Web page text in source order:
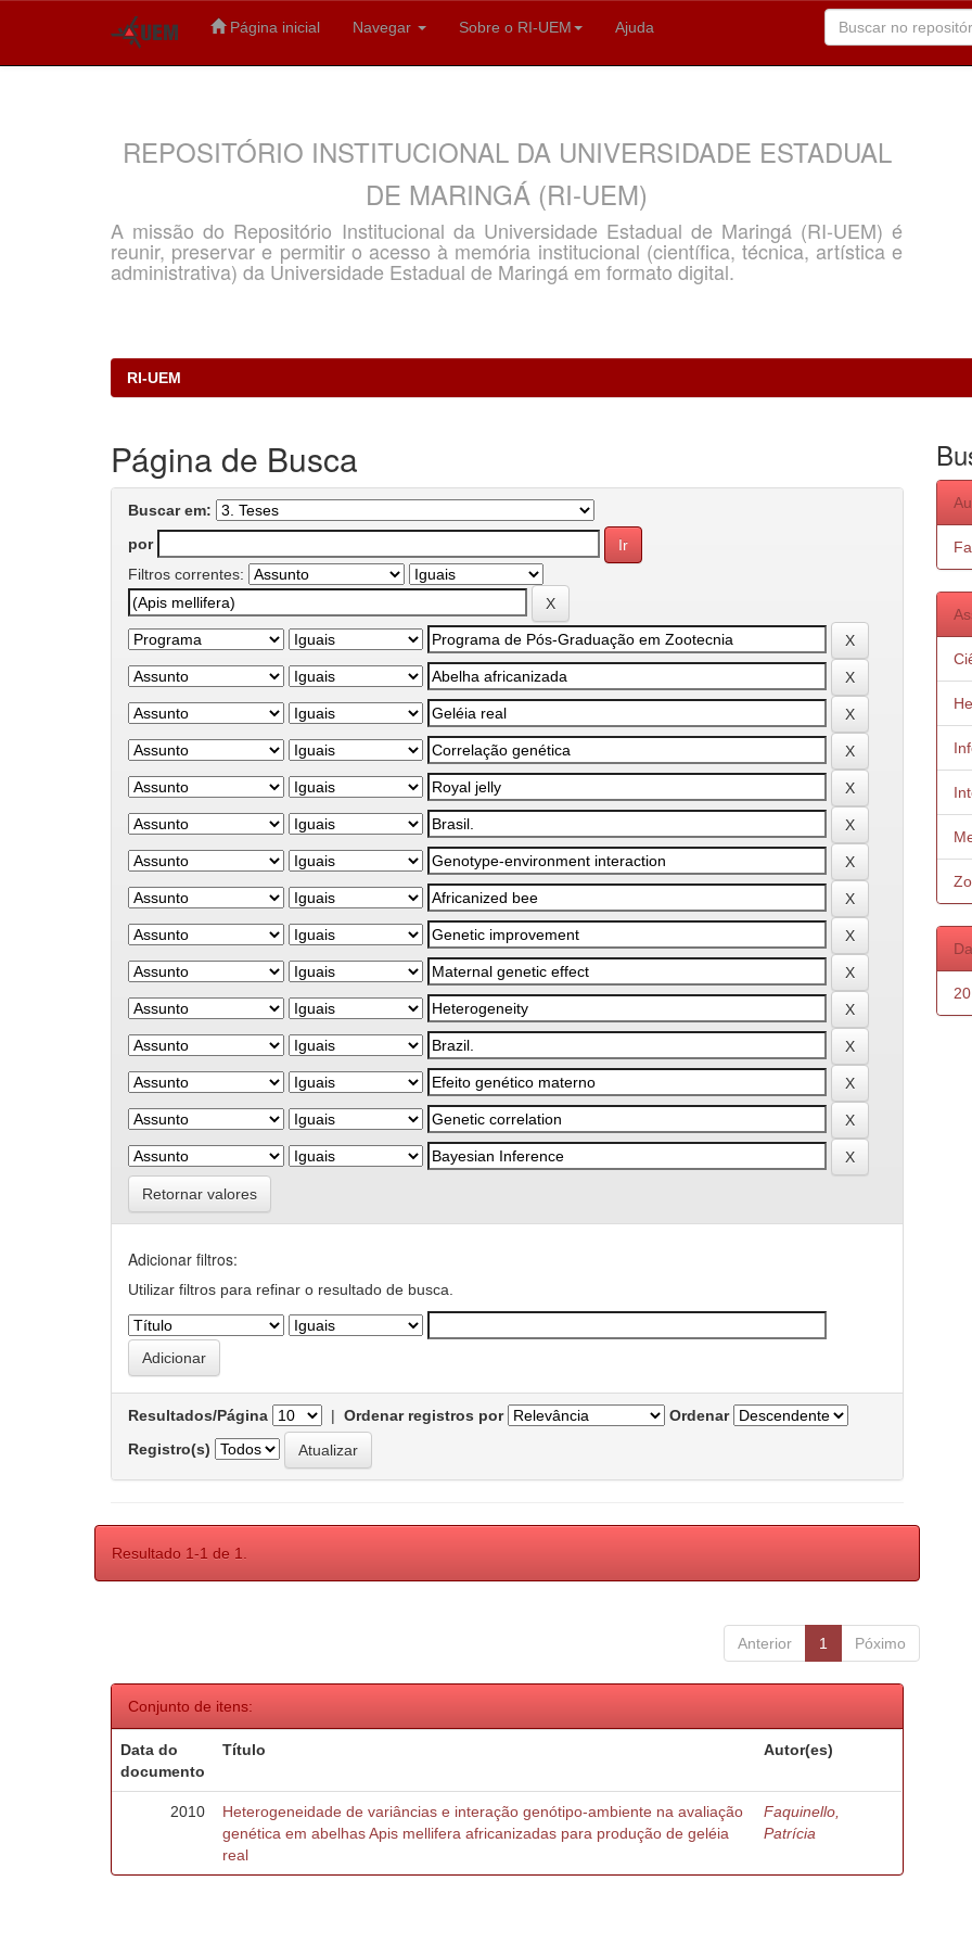
Página inicial Navegar Sobre o RI-UEM Ajuda
REPOSITÓRIO INSTITUCIONAL DA UNIVERSIDADE ESTADUAL
DE MARINGÁ (RI-UEM)
A missão do Repositório Institucional da Universidade Estadual de Maringá (RI-UEM) é
reunir, preservar e permitir o acesso à memória institucional (científica, técnica, artística e
administrativa) da Universidade Estadual de Maringá em formato digital.
RI-UEM
Página de Busca
Buscar em:
por
Filtros correntes:
Retornar valores
Adicionar filtros:
Utilizar filtros para refinar o resultado de busca.
Resultados/Página | Ordenar registros por
Ordenar
Registro(s)
Resultado 1-1 de 1.
Anterior 1 Póximo
Conjunto de itens:
Data do
documento
Título Autor(es)
2010
Heterogeneidade de variâncias e interação genótipo-ambiente na avaliação
genética em abelhas Apis mellifera africanizadas para produção de geléia
real
Faquinello,
Patrícia